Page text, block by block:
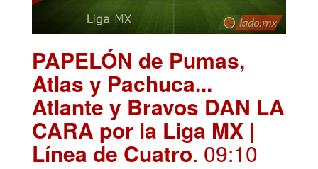
PAPELÓN de Pumas,
Atlas y Pachuca...
Atlante y Bravos DAN LA
CARA por la Liga MX |
Línea de Cuatro. 09:10